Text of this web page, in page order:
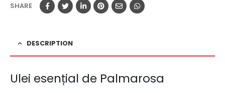
SHARE
DESCRIPTION
Ulei esențial de Palmarosa